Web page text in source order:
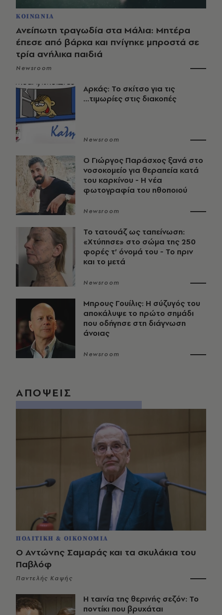
ΚΟΙΝΩΝΙΑ
Ανείπωτη τραγωδία στα Μάλια: Μητέρα
έπεσε από βάρκα και πνίγηκε μπροστά σε
τρία ανήλικα παιδιά
Newsroom
Αρκάς: Το σκίτσο για τις
...τιμωρίες στις διακοπές
Newsroom
O Γιώργος Παράσχος ξανά στο
νοσοκομείο για θεραπεία κατά
του καρκίνου - Η νέα
φωτογραφία του ηθοποιού
Newsroom
Το τατουάζ ως ταπείνωση:
«Χτύπησε» στο σώμα της 250
φορές τ’ όνομά του - Το πριν
και το μετά
Newsroom
Μπρους Γουίλις: Η σύζυγός του
αποκάλυψε το πρώτο σημάδι
που οδήγησε στη διάγνωση
άνοιας
Newsroom
ΑΠΟΨΕΙΣ
ΠΟΛΙΤΙΚΗ & ΟΙΚΟΝΟΜΙΑ
Ο Αντώνης Σαμαράς και τα σκυλάκια του
Παβλόφ
Παντελής Καψής
Η ταινία της θερινής σεζόν: Το
ποντίκι που βρυχάται